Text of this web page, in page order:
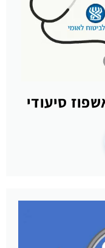
סיעודי